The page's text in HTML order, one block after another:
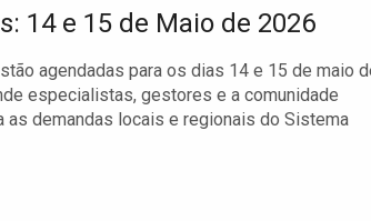
14 e 15 de Maio de 2026
agendadas para os dias 14 e 15 de maio
especialistas, gestores e a comunidade
as demandas locais e regionais do Sistema